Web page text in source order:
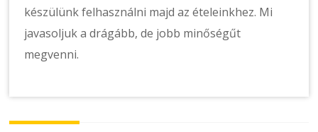
készülünk felhasználni majd az ételeinkhez. Mi
javasoljuk a drágább, de jobb minőségűt
megvenni.